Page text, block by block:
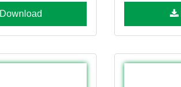
Download